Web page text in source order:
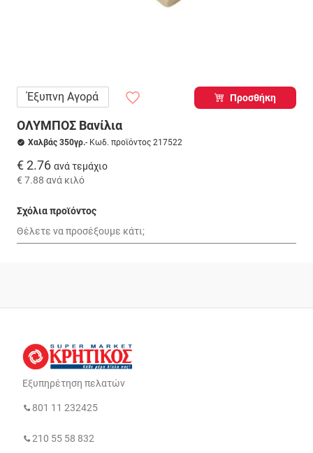
Έξυπνη Αγορά Προσθήκη
ΟΛΥΜΠΟΣ Βανίλια
Χαλβάς 350γρ.- Κωδ. προϊόντος 217522
€ 2.76 ανά τεμάχιο
€ 7.88 ανά κιλό
Σχόλια προϊόντος
Εξυπηρέτηση πελατών
801 11 232425
210 55 58 832